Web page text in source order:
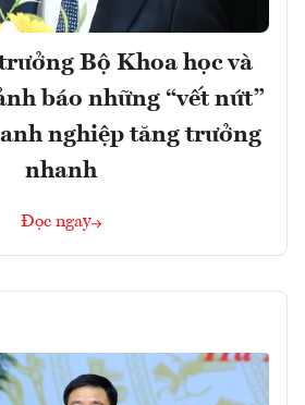
Bộ Khoa học và
báo những “vết nứt”
nghiệp tăng trưởng
nhanh
Đọc ngay